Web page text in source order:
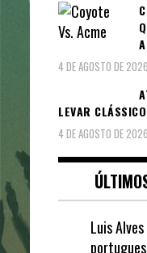
4 DE AGOSTO DE 2026
LEVAR
4 DE AGOSTO DE 2026
Luis Alves